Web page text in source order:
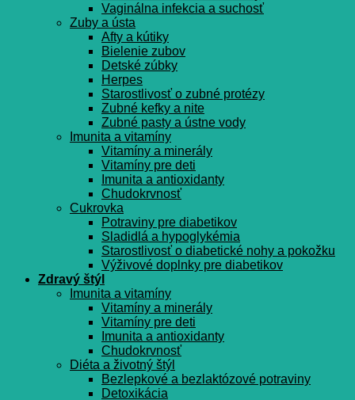
Vaginálna infekcia a suchosť
Zuby a ústa
Afty a kútiky
Bielenie zubov
Detské zúbky
Herpes
Starostlivosť o zubné protézy
Zubné kefky a nite
Zubné pasty a ústne vody
Imunita a vitamíny
Vitamíny a minerály
Vitamíny pre deti
Imunita a antioxidanty
Chudokrvnosť
Cukrovka
Potraviny pre diabetikov
Sladidlá a hypoglykémia
Starostlivosť o diabetické nohy a pokožku
Výživové doplnky pre diabetikov
Zdravý štýl
Imunita a vitamíny
Vitamíny a minerály
Vitamíny pre deti
Imunita a antioxidanty
Chudokrvnosť
Diéta a životný štýl
Bezlepkové a bezlaktózové potraviny
Detoxikácia